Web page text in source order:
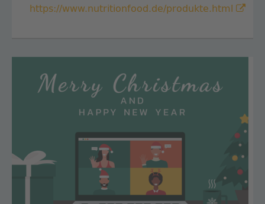
https://www.nutritionfood.de/produkte.html